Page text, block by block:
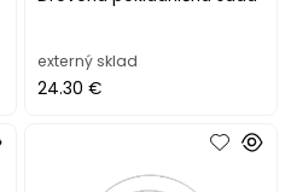
externý sklad
24.30 €